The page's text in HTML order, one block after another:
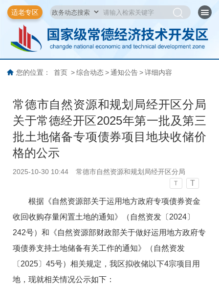
适老专区
您的位置： 首页 > 综合动态 > 通知公告 > 详细内容
常德市自然资源和规划局经开区分局
关于常德经开区2025年第一批及第三
批土地储备专项债券项目地块收储价
格的公示
2025-10-30 10:44 常德市自然资源和规划局经开区分局
T T
根据 《自然资源部关于运用地方政府专项债券资金
收回收购存量闲置土地的通知》（自然资发 〔 2024〕
242号）和《自然资源部财政部关于做好运用地方政府专
项债券支持土地储备有关工作的通知》（自然资发
〔 2025〕45号）相关规定 ，我区拟收储 以下4宗项目用
地 ，现就相关情况公示如下：